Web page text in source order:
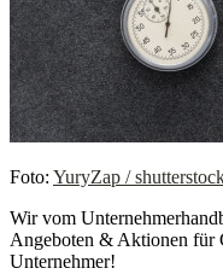
Foto: YuryZap /
Wir vom
Angeboten & Aktionen für
Unternehmer!